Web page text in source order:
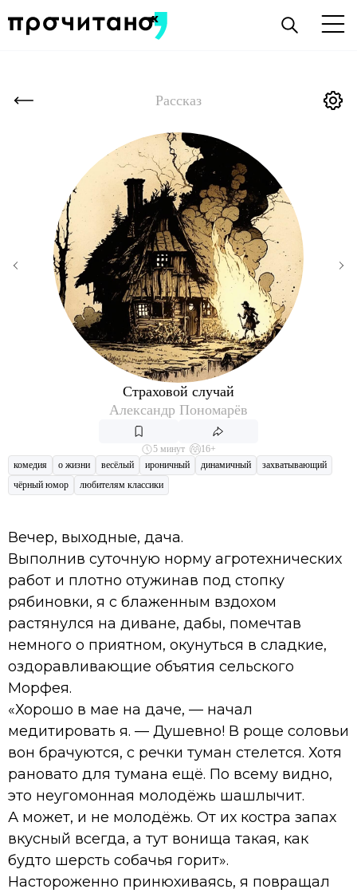
Рассказ
Страховой случай
Александр Пономарёв
5 минут
16+
комедия
о жизни весёлый ироничный динамичный
захватывающий
чёрный юмор
любителям классики
Вечер, выходные, дача.
Выполнив суточную норму агротехнических
работ и плотно отужинав под стопку
рябиновки, я с блаженным вздохом
растянулся на диване, дабы, помечтав
немного о приятном, окунуться в сладкие,
оздоравливающие объятия сельского
Морфея.
«Хорошо в мае на даче, — начал
медитировать я. — Душевно! В роще соловьи
вон брачуются, с речки туман стелется. Хотя
рановато для тумана ещё. По всему видно,
это неугомонная молодёжь шашлычит.
А может, и не молодёжь. От их костра запах
вкусный всегда, а тут вонища такая, как
будто шерсть собачья горит».
Настороженно принюхиваясь, я повращал